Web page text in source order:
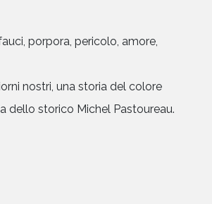
porpora, pericolo, amore,
nostri, una storia del colore
dello storico Michel Pastoureau.